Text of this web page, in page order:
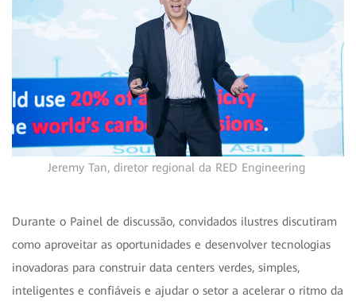
Jeremy Tan, diretor regional da RED Engineering
Durante o Painel de discussão, convidados ilustres discutiram
como aproveitar as oportunidades e desenvolver tecnologias
inovadoras para construir data centers verdes, simples,
inteligentes e confiáveis e ajudar o setor a acelerar o ritmo da